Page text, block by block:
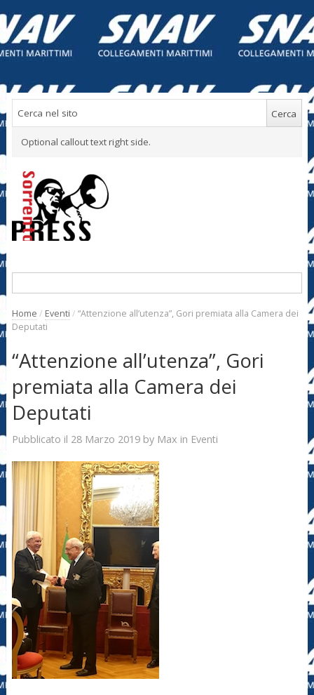
Optional callout text right side.
Home / Eventi / “Attenzione all’utenza”, Gori premiata alla Camera dei
Deputati
“Attenzione all’utenza”, Gori
premiata alla Camera dei
Deputati
Pubblicato il 28 Marzo 2019by Max in Eventi